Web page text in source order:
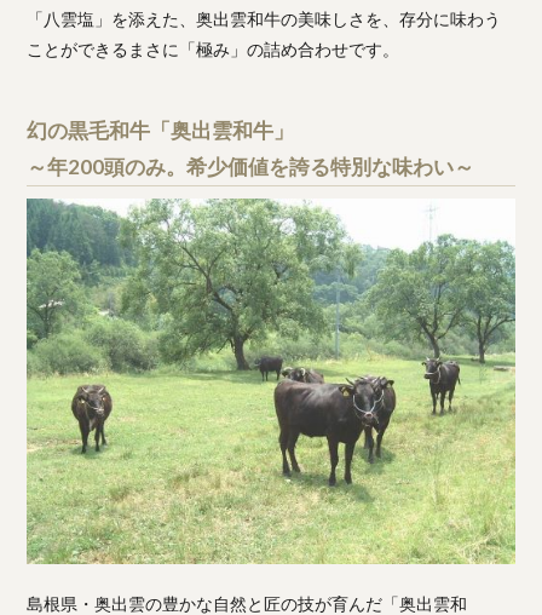
「八雲塩」を添えた、奥出雲和牛の美味しさを、存分に味わう
ことができるまさに「極み」の詰め合わせです。
幻の黒毛和牛「奥出雲和牛」
～年200頭のみ。希少価値を誇る特別な味わい～
島根県・奥出雲の豊かな自然と匠の技が育んだ「奥出雲和